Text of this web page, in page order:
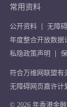
常用资料
公开资料
无障
年度整合开放数据
私隐政策声明
符合万维网联盟有
无障碍网页嘉许计
© 2026 年香港金